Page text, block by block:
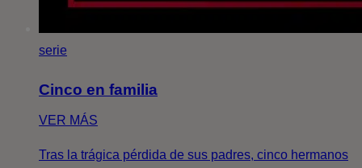
serie
Cinco en familia
VER MÁS
Tras la trágica pérdida de sus padres, cinco hermanos